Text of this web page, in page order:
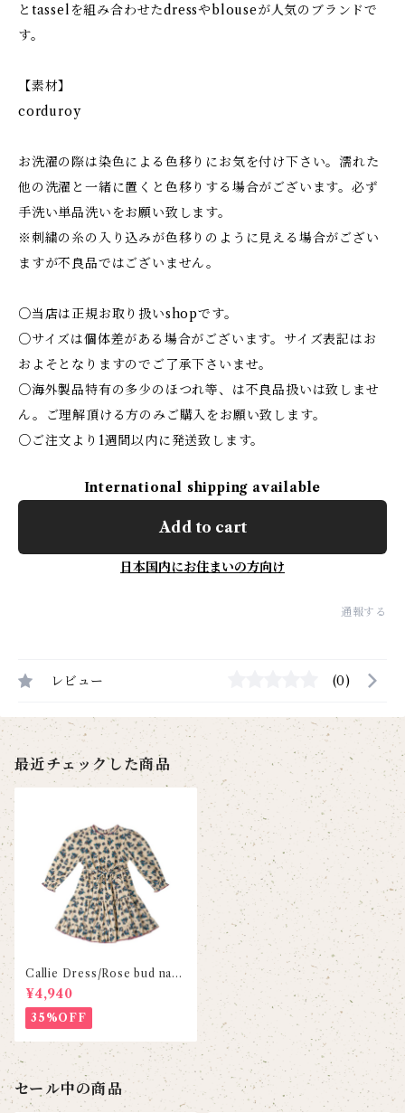
とtasselを組み合わせたdressやblouseが人気のブランドで
す。
【素材】
corduroy
お洗濯の際は染色による色移りにお気を付け下さい。濡れた
他の洗濯と一緒に置くと色移りする場合がございます。必ず
手洗い単品洗いをお願い致します。
※刺繍の糸の入り込みが色移りのように見える場合がござい
ますが不良品ではございません。
○当店は正規お取り扱いshopです。
○サイズは個体差がある場合がございます。サイズ表記はお
およそとなりますのでご了承下さいませ。
○海外製品特有の多少のほつれ等、は不良品扱いは致しませ
ん。ご理解頂ける方のみご購入をお願い致します。
○ご注文より1週間以内に発送致します。
International shipping available
Add to cart
日本国内にお住まいの方向け
通報する
レビュー (0)
最近チェックした商品
Callie Dress/Rose bud natu
ral
¥4,940
35%OFF
セール中の商品